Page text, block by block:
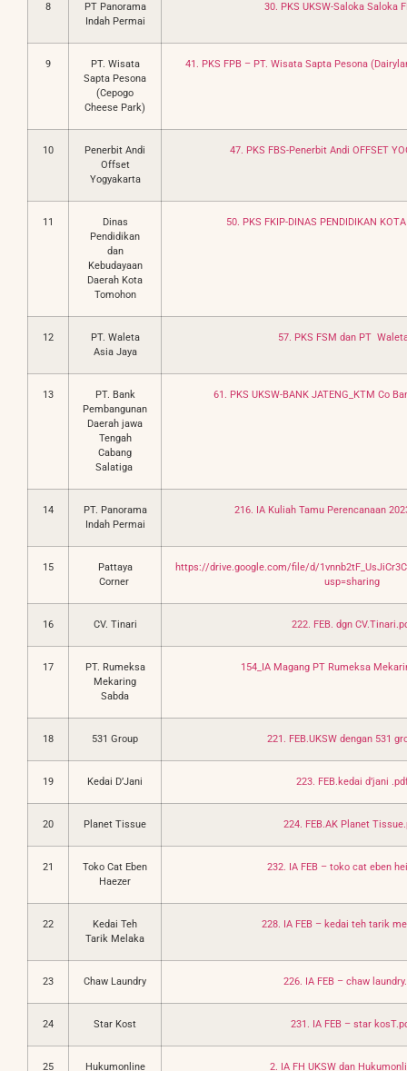
8
PT Panorama
Indah Permai
30. PKS UKSW-Saloka Saloka
9
PT. Wisata
Sapta Pesona
(Cepogo
Cheese Park)
41. PKS FPB – PT. Wisata Sapta Pesona
10
Penerbit Andi
Offset
Yogyakarta
47. PKS FBS-Penerbit Andi OFFSET
11
Dinas
Pendidikan
dan
Kebudayaan
Daerah Kota
Tomohon
50. PKS FKIP-DINAS PENDIDIKAN
12
PT. Waleta
Asia Jaya
57. PKS FSM dan PT
13
PT. Bank
Pembangunan
Daerah jawa
Tengah
Cabang
Salatiga
61. PKS UKSW-BANK JATENG_KTM Co
14
PT. Panorama
Indah Permai
216. IA Kuliah Tamu Perencanaan
15
Pattaya
Corner
https://drive.google.com/file/d/
usp=sharing
16 CV. Tinari 222. FEB. dgn
17
PT. Rumeksa
Mekaring
Sabda
154_IA Magang PT Rumeksa
18 531 Group 221. FEB.UKSW dengan 531
19 Kedai D’Jani 223. FEB.kedai d’jani
20 Planet Tissue 224. FEB.AK Planet
21
Toko Cat Eben
Haezer
232. IA FEB – toko cat eben
22
Kedai Teh
Tarik Melaka
228. IA FEB – kedai teh tarik
23 Chaw Laundry 226. IA FEB – chaw
24 Star Kost 231. IA FEB – star
25 Hukumonline 2. IA FH UKSW dan